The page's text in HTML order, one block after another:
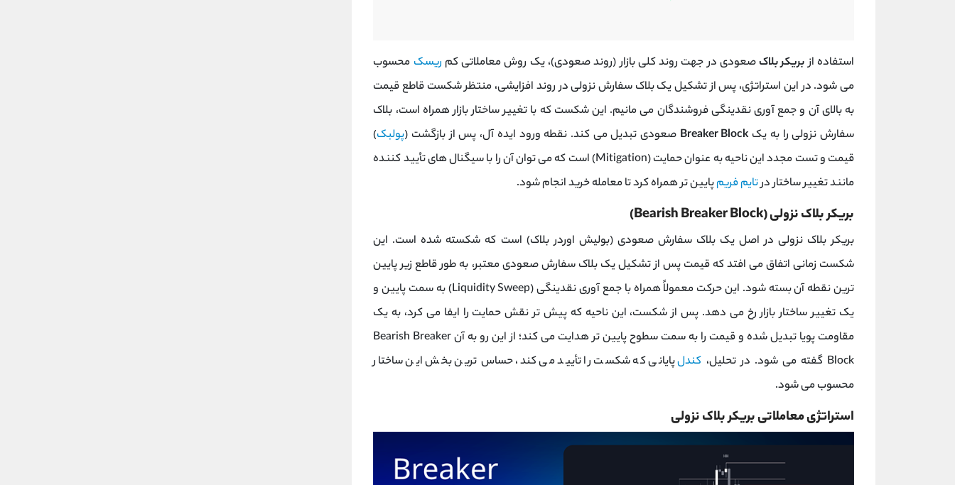
استفاده ازبریکر بلاکصعودی در جهت روند کلی بازار (روند صعودی)، یک روش معاملاتی کم‌ ریسک محسوب
می‌ شود. در این استراتژی، پس از تشکیل یک بلاک سفارش نزولی در روند افزایشی، منتظر شکست قاطع قیمت
به بالای آن و جمع آوری نقدینگی فروشندگان می ‌مانیم. این شکست که با تغییر ساختار بازار همراه است، بلاک
سفارش نزولی را به یک Breaker Block صعودی تبدیل می ‌کند. نقطه ورود ایده ‌آل، پس از بازگشت (پولبک)
قیمت و تست مجدد این ناحیه به عنوان حمایت (Mitigation) است که می ‌توان آن را با سیگنال ‌های تأیید کننده
مانند تغییر ساختار درتایم‌ فریمپایین‌ تر همراه کرد تا معامله خرید انجام شود.
بریکر بلاک نزولی (Bearish Breaker Block)
بریکر بلاک نزولی در اصل یک بلاک سفارش صعودی (بولیش اوردر بلاک) است که شکسته شده است. این
شکست زمانی اتفاق می ‌افتد که قیمت پس از تشکیل یک بلاک سفارش صعودی معتبر، به طور قاطع زیر پایین‌
ترین نقطه آن بسته شود. این حرکت معمولاً همراه با جمع آوری نقدینگی (Liquidity Sweep) به سمت پایین و
یک تغییر ساختار بازار رخ می‌ دهد. پس از شکست، این ناحیه که پیش ‌تر نقش حمایت را ایفا می‌ کرد، به یک
مقاومت پویا تبدیل شده و قیمت را به سمت سطوح پایین ‌تر هدایت می‌ کند؛ از این رو به آن Bearish Breaker
Block گفته می‌ شود. در تحلیل،
کندلپایانی که شکست را تأیید می ‌کند، حساس‌ ترین بخش این ساختار
محسوب می‌ شود.
استراتژی معاملاتی بریکر بلاک نزولی